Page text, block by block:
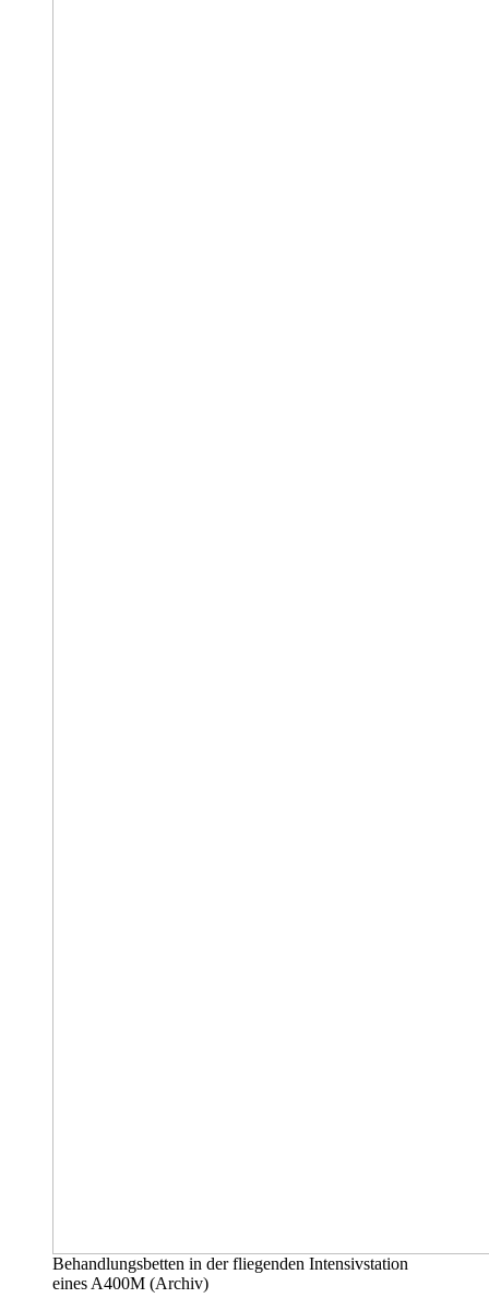
Behandlungsbetten in der fliegenden Intensivstation
eines A400M (Archiv)